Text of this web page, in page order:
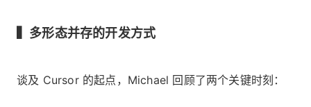
▍多形态并存的开发方式
谈及 Cursor 的起点，Michael 回顾了两个关键时刻：